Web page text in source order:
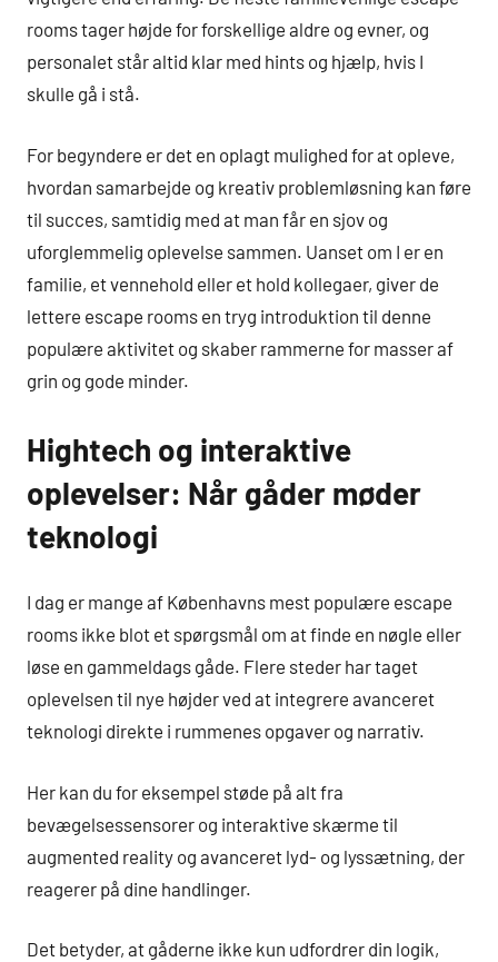
rooms tager højde for forskellige aldre og evner, og
personalet står altid klar med hints og hjælp, hvis I
skulle gå i stå.
For begyndere er det en oplagt mulighed for at opleve,
hvordan samarbejde og kreativ problemløsning kan føre
til succes, samtidig med at man får en sjov og
uforglemmelig oplevelse sammen. Uanset om I er en
familie, et vennehold eller et hold kollegaer, giver de
lettere escape rooms en tryg introduktion til denne
populære aktivitet og skaber rammerne for masser af
grin og gode minder.
Hightech og interaktive
oplevelser: Når gåder møder
teknologi
I dag er mange af Københavns mest populære escape
rooms ikke blot et spørgsmål om at finde en nøgle eller
løse en gammeldags gåde. Flere steder har taget
oplevelsen til nye højder ved at integrere avanceret
teknologi direkte i rummenes opgaver og narrativ.
Her kan du for eksempel støde på alt fra
bevægelsessensorer og interaktive skærme til
augmented reality og avanceret lyd- og lyssætning, der
reagerer på dine handlinger.
Det betyder, at gåderne ikke kun udfordrer din logik,